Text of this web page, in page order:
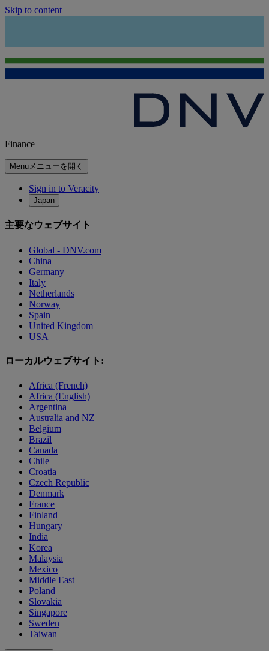
Skip to content
Finance
Menuメニューを開く
Sign in to Veracity
Japan
主要なウェブサイト
Global - DNV.com
China
Germany
Italy
Netherlands
Norway
Spain
United Kingdom
USA
ローカルウェブサイト:
Africa (French)
Africa (English)
Argentina
Australia and NZ
Belgium
Brazil
Canada
Chile
Croatia
Czech Republic
Denmark
France
Finland
Hungary
India
Korea
Malaysia
Mexico
Middle East
Poland
Slovakia
Singapore
Sweden
Taiwan